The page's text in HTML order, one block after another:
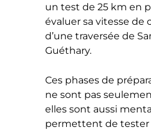
un test de 25 km en
évaluer sa vitesse de
d’une traversée de
Guéthary.
Ces phases de
ne sont pas
elles sont aussi
permettent de tester